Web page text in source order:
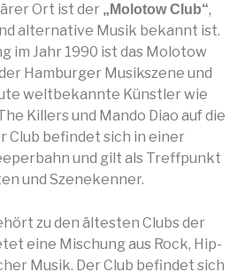
Ort ist der „Molotow Club“,
alternative Musik bekannt ist.
im Jahr 1990 ist das Molotow
Hamburger Musikszene und
weltbekannte Künstler wie
Killers und Mando Diao auf die
Club befindet sich in einer
und gilt als Treffpunkt
und Szenekenner.
zu den ältesten Clubs der
eine Mischung aus Rock, Hip-
Musik. Der Club befindet sich